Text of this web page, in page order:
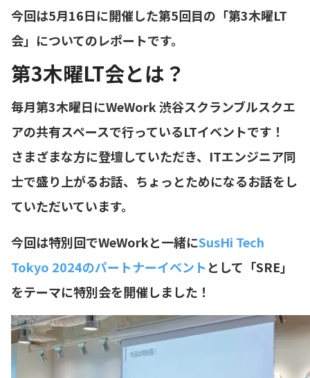
今回は5月16日に開催した第5回目の「第3木曜LT
会」についてのレポートです。
第3木曜LT会とは？
毎月第3木曜日にWeWork 渋谷スクランブルスクエ
アの共有スペースで行っているLTイベントです！
さまざまな方に登壇していただき、ITエンジニア同
士で盛り上がるお話、ちょっとためになるお話をし
ていただいています。
今回は特別回でWeWorkと一緒にSusHi Tech
Tokyo 2024のパートナーイベントとして「SRE」
をテーマに特別会を開催しました！